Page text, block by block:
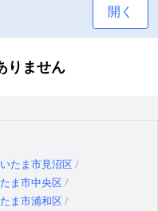
開く
りません
たま市見沼区
ま市中央区
ま市浦和区